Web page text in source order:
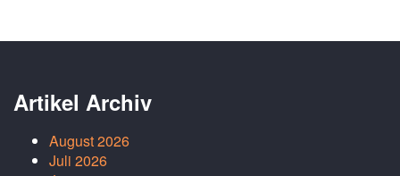
Artikel Archiv
August 2026
Juli 2026